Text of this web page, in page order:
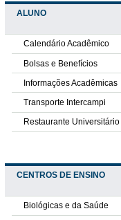
ALUNO
Calendário Acadêmico
Bolsas e Benefícios
Informações Acadêmicas
Transporte Intercampi
Restaurante Universitário
CENTROS DE ENSINO
Biológicas e da Saúde